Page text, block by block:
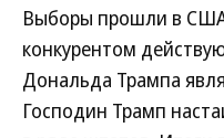
Выборы прошли в
конкурентом
Дональда Трампа
Господин Трамп